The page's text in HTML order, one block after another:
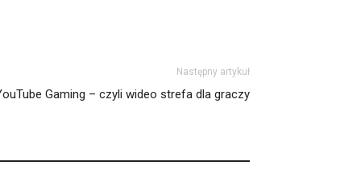
Następny artykuł
Gaming – czyli wideo strefa dla graczy